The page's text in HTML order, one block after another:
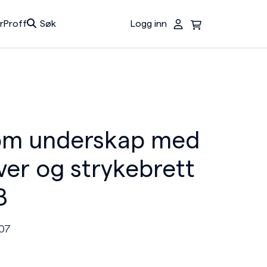
Proff Søk Logg inn
underskap med
og strykebrett